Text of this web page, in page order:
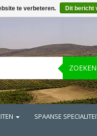
ZOEKEN
SPAANSE
te verbeteren. Dit bericht